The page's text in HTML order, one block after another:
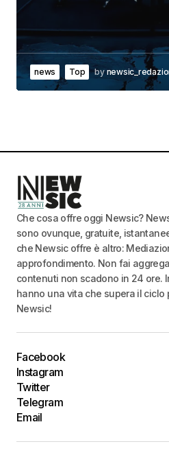
news Top by
Che cosa offre oggi Newsic?
sono ovunque, gratuite,
che Newsic offre è altro:
approfondimento. Non fai
contenuti non scadono in 24 ore.
hanno una vita che supera il ciclo
Newsic!
Facebook
Instagram
Twitter
Telegram
Email